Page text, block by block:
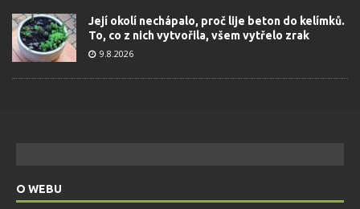
Její okolí nechápalo, proč lije beton do kelímků.
To, co z nich vytvořila, všem vytřelo zrak
9.8.2026
O WEBU